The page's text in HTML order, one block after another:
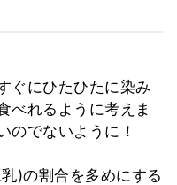
ぐにひたひたに染み
べれるように考えま
のでないように！
)の割合を多めにする